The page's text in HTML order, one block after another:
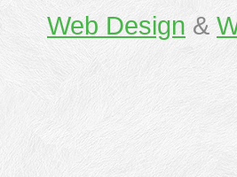
Web Design &